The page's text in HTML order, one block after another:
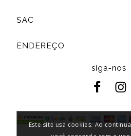
SAC
ENDEREÇO
siga-nos
Este site usa cookies. Ao